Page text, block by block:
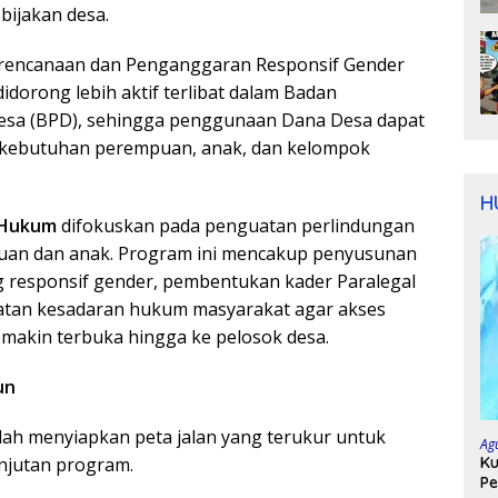
desa.
dan Penganggaran Responsif Gender
lebih aktif terlibat dalam Badan
(BPD), sehingga penggunaan Dana Desa dapat
perempuan, anak, dan kelompok
difokuskan pada penguatan perlindungan
dan anak. Program ini mencakup penyusunan
responsif gender, pembentukan kader Paralegal
kesadaran hukum masyarakat agar akses
terbuka hingga ke pelosok desa.
menyiapkan peta jalan yang terukur untuk
program.